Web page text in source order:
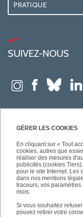
GÉRER LES COOKIES
En cliquant sur « Tout
cookies, autres que
réaliser des mesures
publicités (cookies
pour le site Internet. Les
dans nos mentions
traceurs, vos
mois.
Si vous souhaitez
pouvez retirer votre
PRATIQUE
SUIVEZ-NOUS